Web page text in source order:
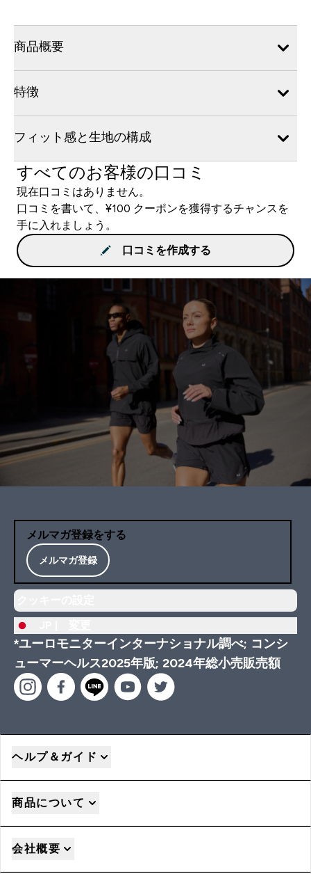
商品概要
特徴
フィット感と生地の構成
すべてのお客様の口コミ
現在口コミはありません。
口コミを書いて、¥100 クーポンを獲得するチャンスを
手に入れましょう。
口コミを作成する
メルマガ登録をする
メルマガ登録
*ユーロモニターインターナショナル調べ; コンシ
ューマーヘルス2025年版; 2024年総小売販売額
ヘルプ＆ガイド
商品について
会社概要